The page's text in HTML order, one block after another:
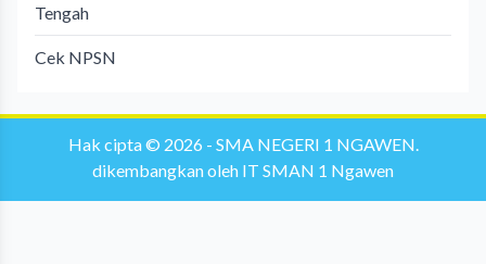
Tengah
Cek NPSN
Hak cipta © 2026 - SMA NEGERI 1 NGAWEN.
dikembangkan oleh IT SMAN 1 Ngawen